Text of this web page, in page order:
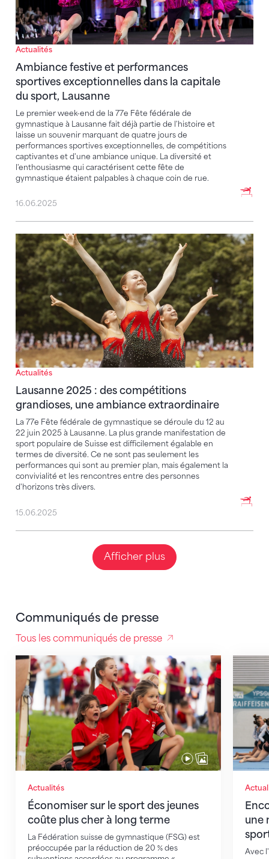
Actualités
Ambiance festive et performances
sportives exceptionnelles dans la capitale
du sport, Lausanne
Le premier week-end de la 77e Fête fédérale de
gymnastique à Lausanne fait déjà partie de l'histoire et
laisse un souvenir marquant de quatre jours de
performances sportives exceptionnelles, de compétitions
captivantes et d'une ambiance unique. La diversité et
l'enthousiasme qui caractérisent cette fête de
gymnastique étaient palpables à chaque coin de rue.
16.06.2025
Actualités
Lausanne 2025 : des compétitions
grandioses, une ambiance extraordinaire
La 77e Fête fédérale de gymnastique se déroule du 12 au
22 juin 2025 à Lausanne. La plus grande manifestation de
sport populaire de Suisse est difficilement égalable en
termes de diversité. Ce ne sont pas seulement les
performances qui sont au premier plan, mais également la
convivialité et les rencontres entre des personnes
d'horizons très divers.
Lausanne 2025 : des compétitions grandioses, une
15.06.2025
Afficher plus
Communiqués de presse
Tous les communiqués de presse
Actualités
Économiser sur le sport des jeunes
coûte plus cher à long terme
La Fédération suisse de gymnastique (FSG) est
préoccupée par la réduction de 20 % des
Économiser sur le sport des jeunes coûte plus cher
une
Avec